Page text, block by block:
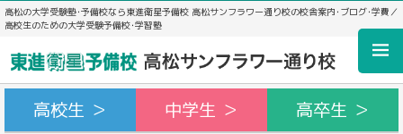
高松の大学受験塾･予備校なら東進衛星予備校 高松サンフラワー通り校の校舎案内･ブログ･学費／
高校生のための大学受験予備校･学習塾
高校生 ＞ 中学生 ＞ 高卒生 ＞